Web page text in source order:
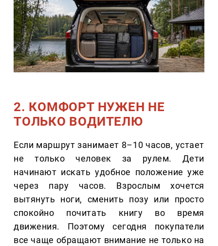
2. КОМФОРТ НУЖЕН НЕ
ТОЛЬКО ВОДИТЕЛЮ
Если маршрут занимает 8–10 часов, устает
не только человек за рулем. Дети
начинают искать удобное положение уже
через пару часов. Взрослым хочется
вытянуть ноги, сменить позу или просто
спокойно почитать книгу во время
движения. Поэтому сегодня покупатели
все чаще обращают внимание не только на